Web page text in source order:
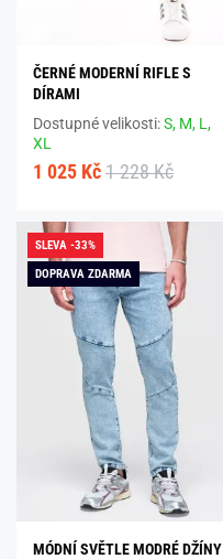
ČERNÉ MODERNÍ RIFLE S
DÍRAMI
Dostupné velikosti:S, M, L,
XL
1 025 Kč 1 228 Kč
SLEVA -33%
DOPRAVA ZDARMA
MÓDNÍ SVĚTLE MODRÉ DŽÍNY